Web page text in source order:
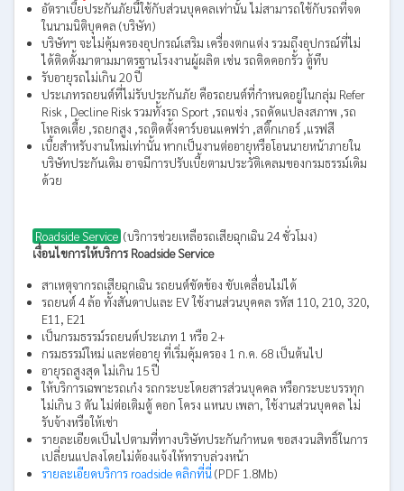
อัตราเบี้ยประกันภัยนี้ใช้กับส่วนบุคคลเท่านั้น ไม่สามารถใช้กับรถที่จด
ในนามนิติบุคคล (บริษัท)
บริษัทฯ จะไม่คุ้มครองอุปกรณ์เสริม เครื่องตกแต่ง รวมถึงอุปกรณ์ที่ไม่
ได้ติดตั้งมาตามมาตรฐานโรงงานผู้ผลิต เช่น รถติดคอกรั้ว ตู้ทึบ
รับอายุรถไม่เกิน 20 ปี
ประเภทรถยนต์ที่ไม่รับประกันภัย คือรถยนต์ที่กำหนดอยู่ในกลุ่ม Refer
Risk , Decline Risk รวมทั้งรถ Sport ,รถแข่ง ,รถดัดแปลงสภาพ ,รถ
โหลดเตี้ย ,รถยกสูง ,รถติดตั้งคาร์บอนแคฟร่า ,สติ๊กเกอร์ ,แรฟสี
เบี้ยสำหรับงานใหม่เท่านั้น หากเป็นงานต่ออายุหรือโอนนายหน้าภายใน
บริษัทประกันเดิม อาจมีการปรับเบี้ยตามประวัติเคลมของกรมธรรม์เดิม
ด้วย
Roadside Service (บริการช่วยเหลือรถเสียฉุกเฉิน 24 ชั่วโมง)
เงื่อนไขการให้บริการ Roadside Service
สาเหตุจากรถเสียฉุกเฉิน รถยนต์ขัดข้อง ขับเคลื่อนไม่ได้
รถยนต์ 4 ล้อ ทั้งสันดาปและ EV ใช้งานส่วนบุคคล รหัส 110, 210, 320,
E11, E21
เป็นกรมธรรม์รถยนต์ประเภท 1 หรือ 2+
กรมธรรม์ใหม่ และต่ออายุ ที่เริ่มคุ้มครอง 1 ก.ค. 68 เป็นต้นไป
อายุรถสูงสุด ไม่เกิน 15 ปี
ให้บริการเฉพาะรถเก๋ง รถกระบะโดยสารส่วนบุคคล หรือกระบะบรรทุก
ไม่เกิน 3 ตัน ไม่ต่อเติมตู้ คอก โครง แหนบ เพลา, ใช้งานส่วนบุคคล ไม่
รับจ้างหรือให้เช่า
รายละเอียดเป็นไปตามที่ทางบริษัทประกันกำหนด ขอสงวนสิทธิ์ในการ
เปลี่ยนแปลงโดยไม่ต้องแจ้งให้ทราบล่วงหน้า
รายละเอียดบริการ roadside คลิกที่นี่(PDF 1.8Mb)